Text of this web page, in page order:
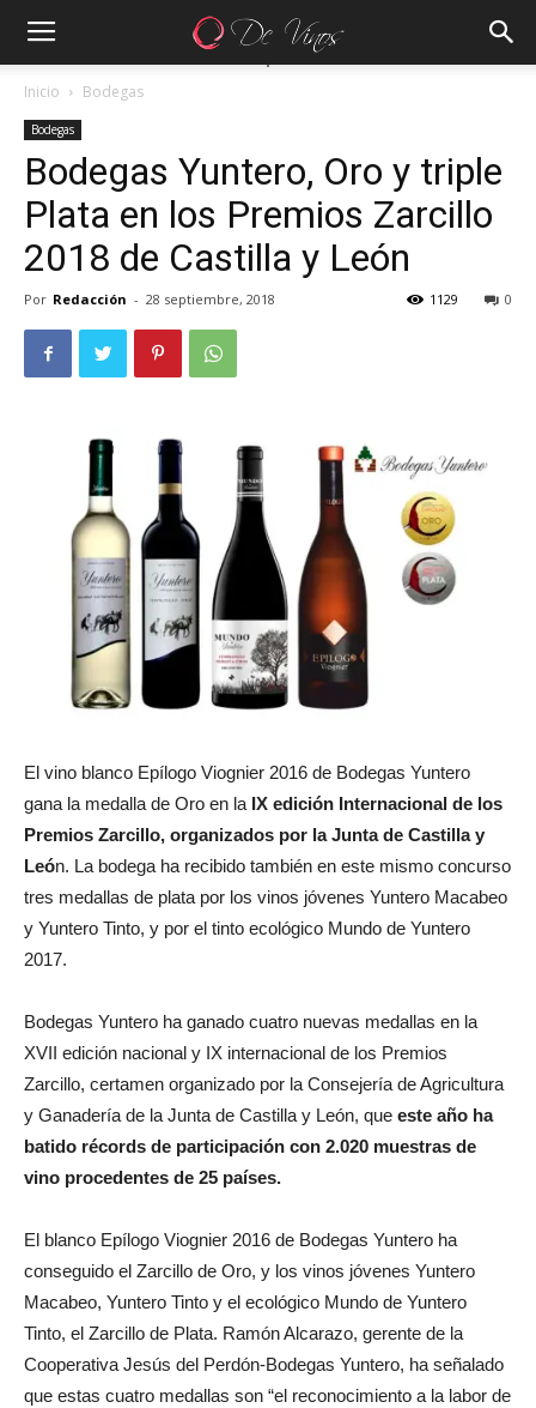
Inicio Bodegas
Bodegas
Bodegas Yuntero, Oro y triple
Plata en los Premios Zarcillo
2018 de Castilla y León
Por Redacción - 28 septiembre, 2018 0
1129
El vino blanco Epílogo Viognier 2016 de Bodegas Yuntero
gana la medalla de Oro en la IX edición Internacional de los
Premios Zarcillo, organizados por la Junta de Castilla y
León. La bodega ha recibido también en este mismo concurso
tres medallas de plata por los vinos jóvenes Yuntero Macabeo
y Yuntero Tinto, y por el tinto ecológico Mundo de Yuntero
2017.
Bodegas Yuntero ha ganado cuatro nuevas medallas en la
XVII edición nacional y IX internacional de los Premios
Zarcillo, certamen organizado por la Consejería de Agricultura
y Ganadería de la Junta de Castilla y León, que este año ha
batido récords de participación con 2.020 muestras de
vino procedentes de 25 países.
El blanco Epílogo Viognier 2016 de Bodegas Yuntero ha
conseguido el Zarcillo de Oro, y los vinos jóvenes Yuntero
Macabeo, Yuntero Tinto y el ecológico Mundo de Yuntero
Tinto, el Zarcillo de Plata. Ramón Alcarazo, gerente de la
Cooperativa Jesús del Perdón-Bodegas Yuntero, ha señalado
que estas cuatro medallas son “el reconocimiento a la labor de